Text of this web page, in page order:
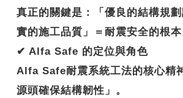
真正的關鍵是：
「優良的結構規
實的施工品質」＝耐震安全的根本
✔ Alfa Safe 的定位與角色
Alfa Safe耐震系統工法的核心精
源頭確保結構韌性」。